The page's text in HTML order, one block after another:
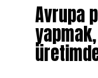
Avrupa